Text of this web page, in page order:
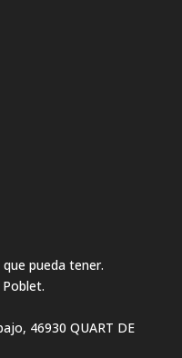
pueda tener.
46930 QUART DE